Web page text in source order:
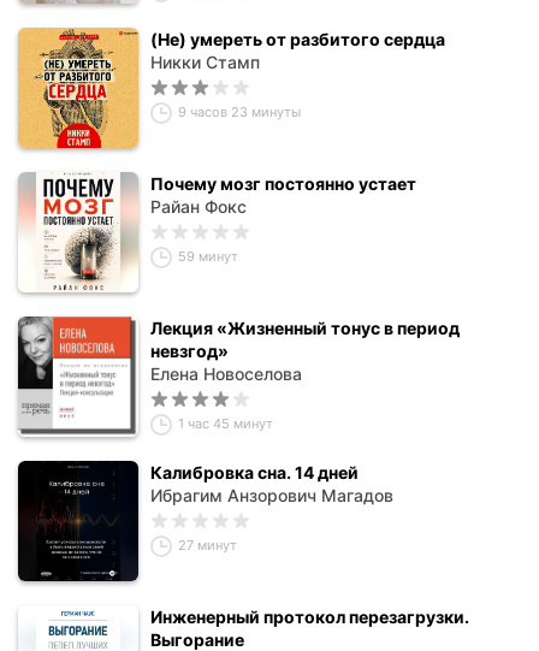
(Не) умереть от разбитого сердца
Никки Стамп
9 часов 23 минуты
Почему мозг постоянно устает
Райан Фокс
59 минут
Лекция «Жизненный тонус в период
невзгод»
Елена Новоселова
1 час 45 минут
Калибровка сна. 14 дней
Ибрагим Анзорович Магадов
27 минут
Инженерный протокол перезагрузки.
Выгорание